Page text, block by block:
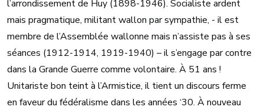
l’arrondissement de Huy (1898-1946). Socialiste ardent
mais pragmatique, militant wallon par sympathie, - il est
membre de l’Assemblée wallonne mais n’assiste pas à ses
séances (1912-1914, 1919-1940) – il s’engage par contre
dans la Grande Guerre comme volontaire. À 51 ans !
Unitariste bon teint à l’Armistice, il tient un discours ferme
en faveur du fédéralisme dans les années ‘30. À nouveau